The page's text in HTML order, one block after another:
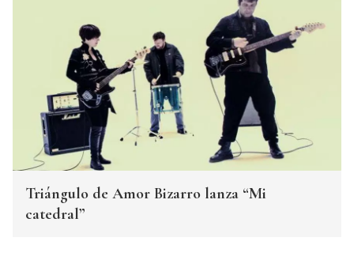
Triángulo de Amor Bizarro lanza “Mi
catedral”